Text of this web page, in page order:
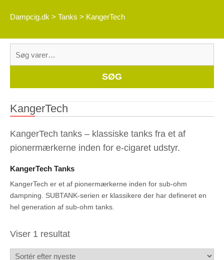
Dampcig.dk > Tanks > KangerTech
SØG
KangerTech
KangerTech tanks – klassiske tanks fra et af
pionermærkerne inden for e-cigaret udstyr.
KangerTech Tanks
KangerTech er et af pionermærkerne inden for sub-ohm
dampning. SUBTANK-serien er klassikere der har defineret en
hel generation af sub-ohm tanks.
Viser 1 resultat